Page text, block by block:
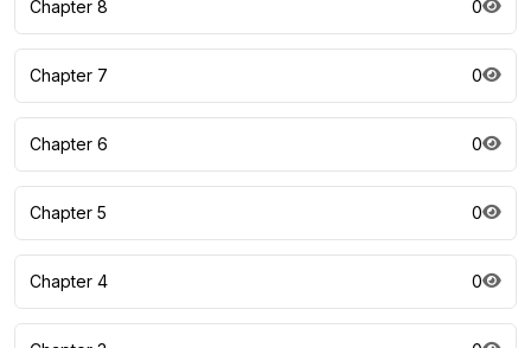
Chapter 8 0
Chapter 7 0
Chapter 6 0
Chapter 5 0
Chapter 4 0